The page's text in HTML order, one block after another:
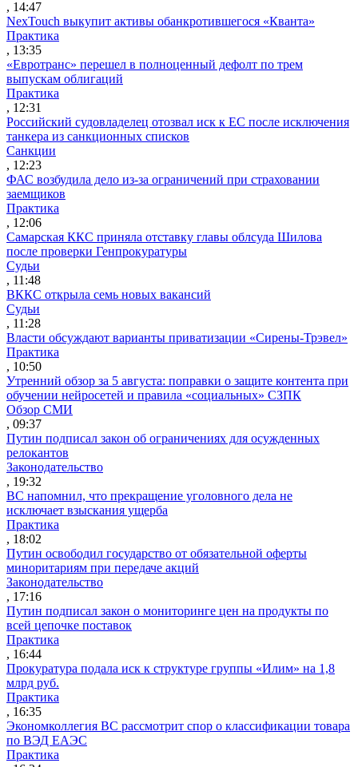
, 14:47
NexTouch выкупит активы обанкротившегося «Кванта»
Практика
, 13:35
«Евротранс» перешел в полноценный дефолт по трем
выпускам облигаций
Практика
, 12:31
Российский судовладелец отозвал иск к ЕС после исключения
танкера из санкционных списков
Санкции
, 12:23
ФАС возбудила дело из-за ограничений при страховании
заемщиков
Практика
, 12:06
Самарская ККС приняла отставку главы облсуда Шилова
после проверки Генпрокуратуры
Судьи
, 11:48
ВККС открыла семь новых вакансий
Судьи
, 11:28
Власти обсуждают варианты приватизации «Сирены-Трэвел»
Практика
, 10:50
Утренний обзор за 5 августа: поправки о защите контента при
обучении нейросетей и правила «социальных» СЗПК
Обзор СМИ
, 09:37
Путин подписал закон об ограничениях для осужденных
релокантов
Законодательство
, 19:32
ВС напомнил, что прекращение уголовного дела не
исключает взыскания ущерба
Практика
, 18:02
Путин освободил государство от обязательной оферты
миноритариям при передаче акций
Законодательство
, 17:16
Путин подписал закон о мониторинге цен на продукты по
всей цепочке поставок
Практика
, 16:44
Прокуратура подала иск к структуре группы «Илим» на 1,8
млрд руб.
Практика
, 16:35
Экономколлегия ВС рассмотрит спор о классификации товара
по ВЭД ЕАЭС
Практика